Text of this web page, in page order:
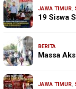
JAWA TIMUR,
19 Siswa
BERITA
Massa
JAWA TIMUR,